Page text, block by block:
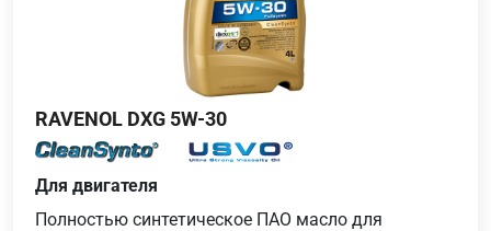
RAVENOL DXG 5W-30
Для двигателя
Полностью синтетическое ПАО масло для